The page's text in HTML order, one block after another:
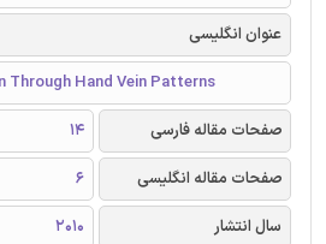
عنوان انگلیسی
Hand Vein Patterns
صفحات مقاله فارسی
14
صفحات مقاله انگلیسی
6
سال انتشار
2010